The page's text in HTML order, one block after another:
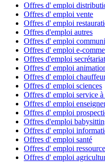
Offres d' emploi
Offres d' emploi vente
Offres d' emploi
Offres d'emploi autres
Offres d' emploi
Offres d' emploi e-
Offres d'emploi secrétariat
Offres d' emploi
Offres d' emploi
Offres d' emploi sciences
Offres d' emploi service à
Offres d' emploi
Offres d' emploi
Offres d'emploi
Offres d' emploi
Offres d' emploi santé
Offres d' emploi
Offres d' emploi